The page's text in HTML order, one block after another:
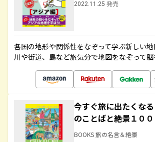
2022.11.25 発売
各国の地形や関係性をなぞって学ぶ新しい地
川や街道、島など旅気分で地図をなぞって脳
今すぐ旅に出たくな
のことばと絶景１００
BOOKS 旅の名言＆絶景